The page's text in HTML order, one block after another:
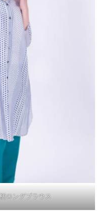
ロングブラウス